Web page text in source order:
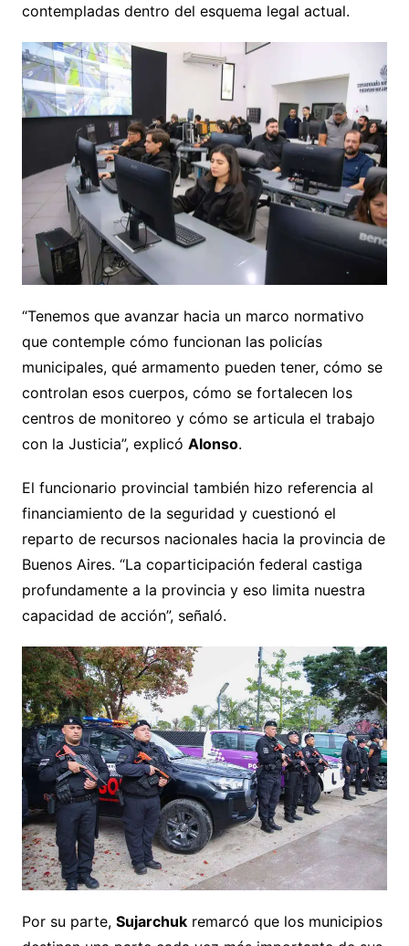
contempladas dentro del esquema legal actual.
“Tenemos que avanzar hacia un marco normativo
que contemple cómo funcionan las policías
municipales, qué armamento pueden tener, cómo se
controlan esos cuerpos, cómo se fortalecen los
centros de monitoreo y cómo se articula el trabajo
con la Justicia”, explicó Alonso.
El funcionario provincial también hizo referencia al
financiamiento de la seguridad y cuestionó el
reparto de recursos nacionales hacia la provincia de
Buenos Aires. “La coparticipación federal castiga
profundamente a la provincia y eso limita nuestra
capacidad de acción”, señaló.
Por su parte, Sujarchukremarcó que los municipios